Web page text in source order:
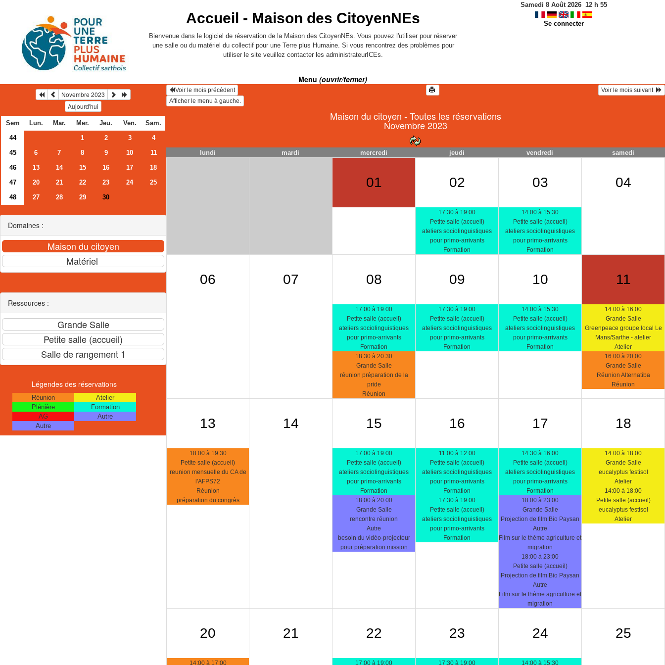
Accueil - Maison des CitoyenNEs
Bienvenue dans le logiciel de réservation de la Maison des CitoyenNEs. Vous pouvez l'utiliser pour réserver
une salle ou du matériel du collectif pour une Terre plus Humaine. Si vous rencontrez des problèmes pour
utiliser le site veuillez contacter les administrateurICEs.
Samedi 8 Août 2026 12h 55
Se connecter
Menu (ouvrir/fermer)
Novembre 2023
Aujourd'hui
Sem Lun. Mar. Mer. Jeu. Ven.
Sam.
44
1 2 3
4
45
6 7 8 9 10
11
46
13 14 15 16 17
18
47
20 21 22 23 24
25
48
27 28 29 30
Domaines :
Ressources :
Légendes des réservations
Réunion
Atelier
Plénière
Formation
AG
Autre
Autre
Voir le mois précédent Voir le mois suivant
Maison du citoyen - Toutes les réservations
Novembre 2023
lundi mardi mercredi jeudi vendredi samedi
01 02
17:30 à 19:00
Petite salle (accueil)
ateliers sociolinguistiques
pour primo-arrivants
Formation
03
14:00 à 15:30
Petite salle (accueil)
ateliers sociolinguistiques
pour primo-arrivants
Formation
04
06 07 08
17:00 à 19:00
Petite salle (accueil)
ateliers sociolinguistiques
pour primo-arrivants
Formation
18:30 à 20:30
Grande Salle
réunion préparation de la
pride
Réunion
09
17:30 à 19:00
Petite salle (accueil)
ateliers sociolinguistiques
pour primo-arrivants
Formation
10
14:00 à 15:30
Petite salle (accueil)
ateliers sociolinguistiques
pour primo-arrivants
Formation
11
14:00 à 16:00
Grande Salle
Greenpeace groupe local Le
Mans/Sarthe - atelier
Atelier
16:00 à 20:00
Grande Salle
Réunion Alternatiba
Réunion
13
18:00 à 19:30
Petite salle (accueil)
reunion mensuelle du CA de
l'AFPS72
Réunion
préparation du congrès
14 15
17:00 à 19:00
Petite salle (accueil)
ateliers sociolinguistiques
pour primo-arrivants
Formation
18:00 à 20:00
Grande Salle
rencontre réunion
Autre
besoin du vidéo-projecteur
pour préparation mission
16
11:00 à 12:00
Petite salle (accueil)
ateliers sociolinguistiques
pour primo-arrivants
Formation
17:30 à 19:00
Petite salle (accueil)
ateliers sociolinguistiques
pour primo-arrivants
Formation
17
14:30 à 16:00
Petite salle (accueil)
ateliers sociolinguistiques
pour primo-arrivants
Formation
18:00 à 23:00
Grande Salle
Projection de film Bio Paysan
Autre
Film sur le thème agriculture et
migration
18:00 à 23:00
Petite salle (accueil)
Projection de film Bio Paysan
Autre
Film sur le thème agriculture et
migration
18
14:00 à 18:00
Grande Salle
eucalyptus festisol
Atelier
14:00 à 18:00
Petite salle (accueil)
eucalyptus festisol
Atelier
20
14:00 à 17:00
21 22
17:00 à 19:00
23
17:30 à 19:00
24
14:00 à 15:30
25